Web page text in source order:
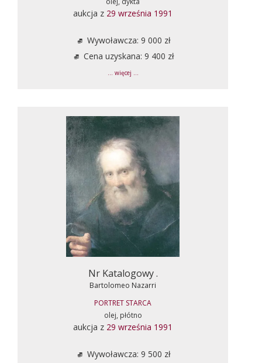
aukcja z 29 września 1991
Wywoławcza: 9 000 zł
Cena uzyskana: 9 400 zł
... więcej ...
Nr Katalogowy .
Bartolomeo Nazarri
PORTRET STARCA
olej, płótno
aukcja z 29 września 1991
Wywoławcza: 9 500 zł